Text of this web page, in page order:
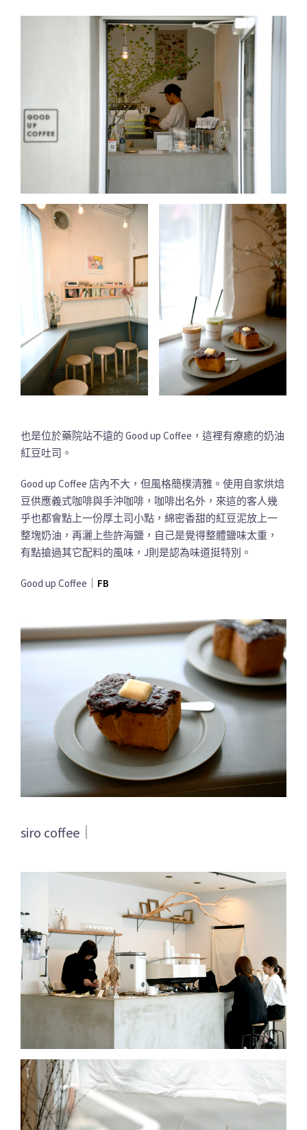
也是位於藥院站不遠的 Good up Coffee，這裡有療癒的奶油
紅豆吐司。
Good up Coffee 店內不大，但風格簡樸清雅。使用自家烘焙
豆供應義式咖啡與手沖咖啡，咖啡出名外，來這的客人幾
乎也都會點上一份厚土司小點，綿密香甜的紅豆泥放上一
整塊奶油，再灑上些許海鹽，自己是覺得整體鹽味太重，
有點搶過其它配料的風味，J則是認為味道挺特別。
Good up Coffee｜ FB
siro coffee｜